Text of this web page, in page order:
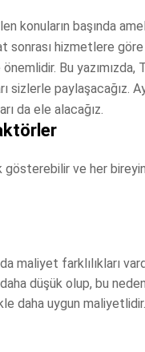
konuların başında
sonrası hizmetlere
Bu
paylaşacağız.
da ele alacağız.
ve her
maliyet farklılıkları
düşük olup, bu
daha uygun